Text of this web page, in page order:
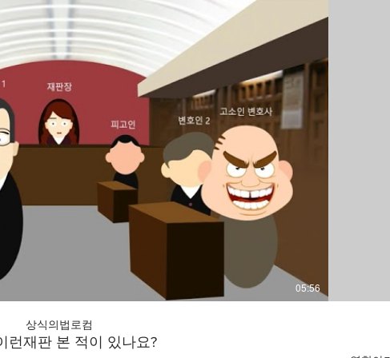
동영상 보기
05:56
상식의법로컴
런재판 본 적이 있나요?